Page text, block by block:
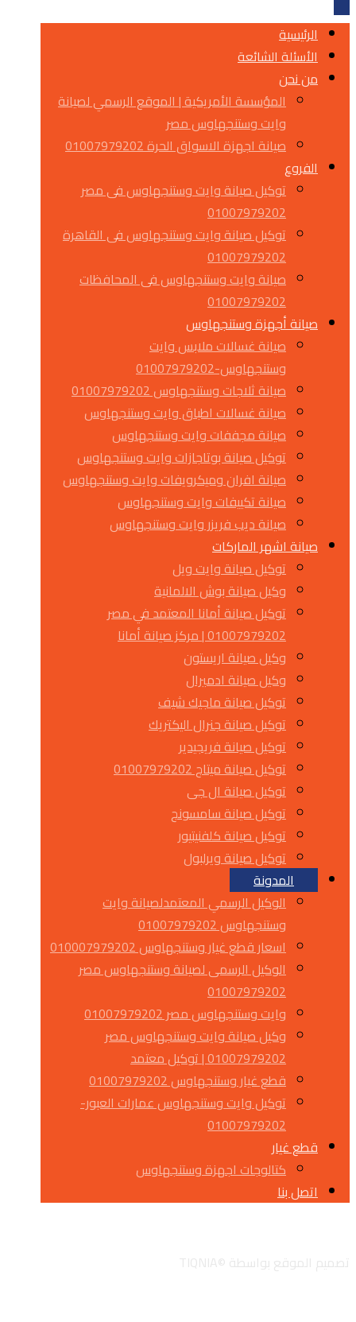
الرئيسية
الأسئلة الشائعة
من نحن
المؤسسة الأمريكية | الموقع الرسمي لصيانة
وايت وستنجهاوس مصر
صيانة اجهزة الاسواق الحرة 01007979202
الفروع
توكيل صيانة وايت وستنجهاوس فى مصر
01007979202
توكيل صيانة وايت وستنجهاوس فى القاهرة
01007979202
صيانة وايت وستنجهاوس فى المحافظات
01007979202
صيانة أجهزة وستنجهاوس
صيانة غسالات ملابس وايت
وستنجهاوس-01007979202
صيانة ثلاجات وستنجهاوس 01007979202
صيانة غسالات اطباق وايت وستنجهاوس
صيانة مجففات وايت وستنجهاوس
توكيل صيانة بوتاجازات وايت وستنجهاوس
صيانة افران وميكرويفات وايت وستنجهاوس
صيانة تكييفات وايت وستنجهاوس
صيانة ديب فريزر وايت وستنجهاوس
صيانة اشهر الماركات
توكيل صيانة وايت ويل
وكيل صيانة بوش الالمانية
توكيل صيانة أمانا المعتمد في مصر
01007979202 | مركز صيانة أمانا
وكيل صيانة اريستون
وكيل صيانة ادميرال
توكيل صيانة ماجيك شيف
توكيل صيانة جنرال اليكتريك
توكيل صيانة فريجيدير
توكيل صيانة ميتاج 01007979202
توكيل صيانة ال جى
توكيل صيانة سامسونج
توكيل صيانة كلفنيتيور
توكيل صيانة ويرلبول
المدونة
الوكيل الرسمي المعتمدلصيانة وايت
وستنجهاوس 01007979202
اسعار قطع غيار وستنجهاوس 010007979202
الوكيل الرسمى لصيانة وستنجهاوس مصر
01007979202
وايت وستنجهاوس مصر 01007979202
وكيل صيانة وايت وستنجهاوس مصر
01007979202 | توكيل معتمد
قطع غيار وستنجهاوس 01007979202
توكيل وايت وستنجهاوس عمارات العبور-
01007979202
قطع غيار
كتالوجات اجهزة وستنجهاوس
اتصل بنا